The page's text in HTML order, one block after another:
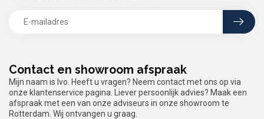
Contact en showroom afspraak
Mijn naam is Ivo. Heeft u vragen? Neem contact met ons op via
onze klantenservice pagina. Liever persoonlijk advies? Maak een
afspraak met een van onze adviseurs in onze showroom te
Rotterdam. Wij ontvangen u graag.